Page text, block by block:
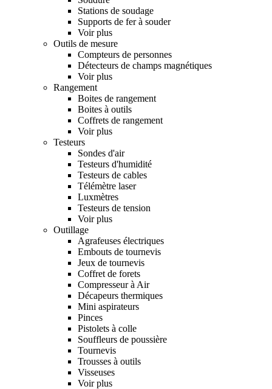
Stations de soudage
Supports de fer à souder
Voir plus
Outils de mesure
Compteurs de personnes
Détecteurs de champs magnétiques
Voir plus
Rangement
Boites de rangement
Boites à outils
Coffrets de rangement
Voir plus
Testeurs
Sondes d'air
Testeurs d'humidité
Testeurs de cables
Télémètre laser
Luxmètres
Testeurs de tension
Voir plus
Outillage
Agrafeuses électriques
Embouts de tournevis
Jeux de tournevis
Coffret de forets
Compresseur à Air
Décapeurs thermiques
Mini aspirateurs
Pinces
Pistolets à colle
Souffleurs de poussière
Tournevis
Trousses à outils
Visseuses
Voir plus